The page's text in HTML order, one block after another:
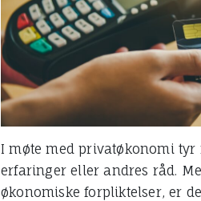
I møte med privatøkonomi
erfaringer eller andres råd.
økonomiske forpliktelser, er